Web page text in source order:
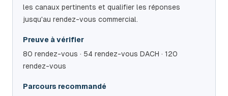
les canaux pertinents et qualifier les réponses
jusqu'au rendez-vous commercial.
Preuve à vérifier
80 rendez-vous · 54 rendez-vous DACH · 120
rendez-vous
Parcours recommandé